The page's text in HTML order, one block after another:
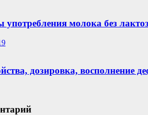
молока без
дозировка, восполнение